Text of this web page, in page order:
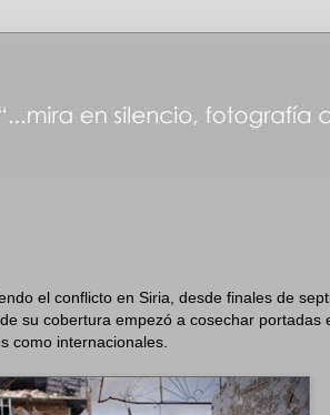
el conflicto en Siria, desde finales de
su cobertura empezó a cosechar portadas
como internacionales.